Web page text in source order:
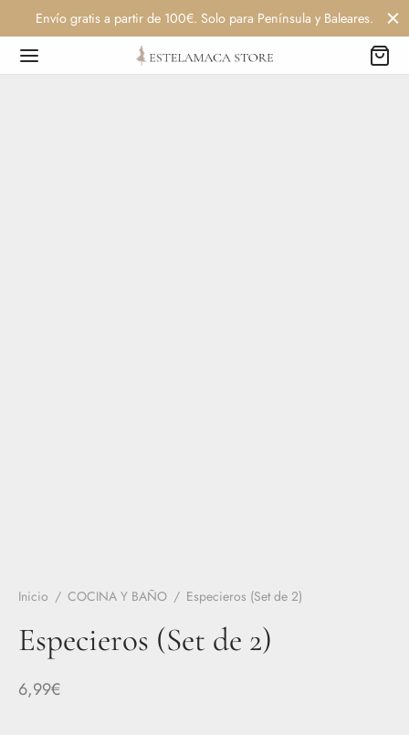
Envío gratis a partir de 100€. Solo para Península y Baleares.
Inicio / COCINA Y BAÑO / Especieros (Set de 2)
Especieros (Set de 2)
6,99€